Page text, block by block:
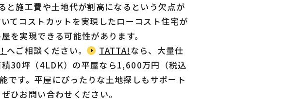
と施工費や土地代が割高になるという欠点が
てコストカットを実現したローコスト住宅が
を実現できる可能性があります。
へご相談ください。 TATTA!なら、大量仕
30坪（4LDK）の平屋なら1,600万円（税込
です。平屋にぴったりな土地探しもサポート
ひお問い合わせください。